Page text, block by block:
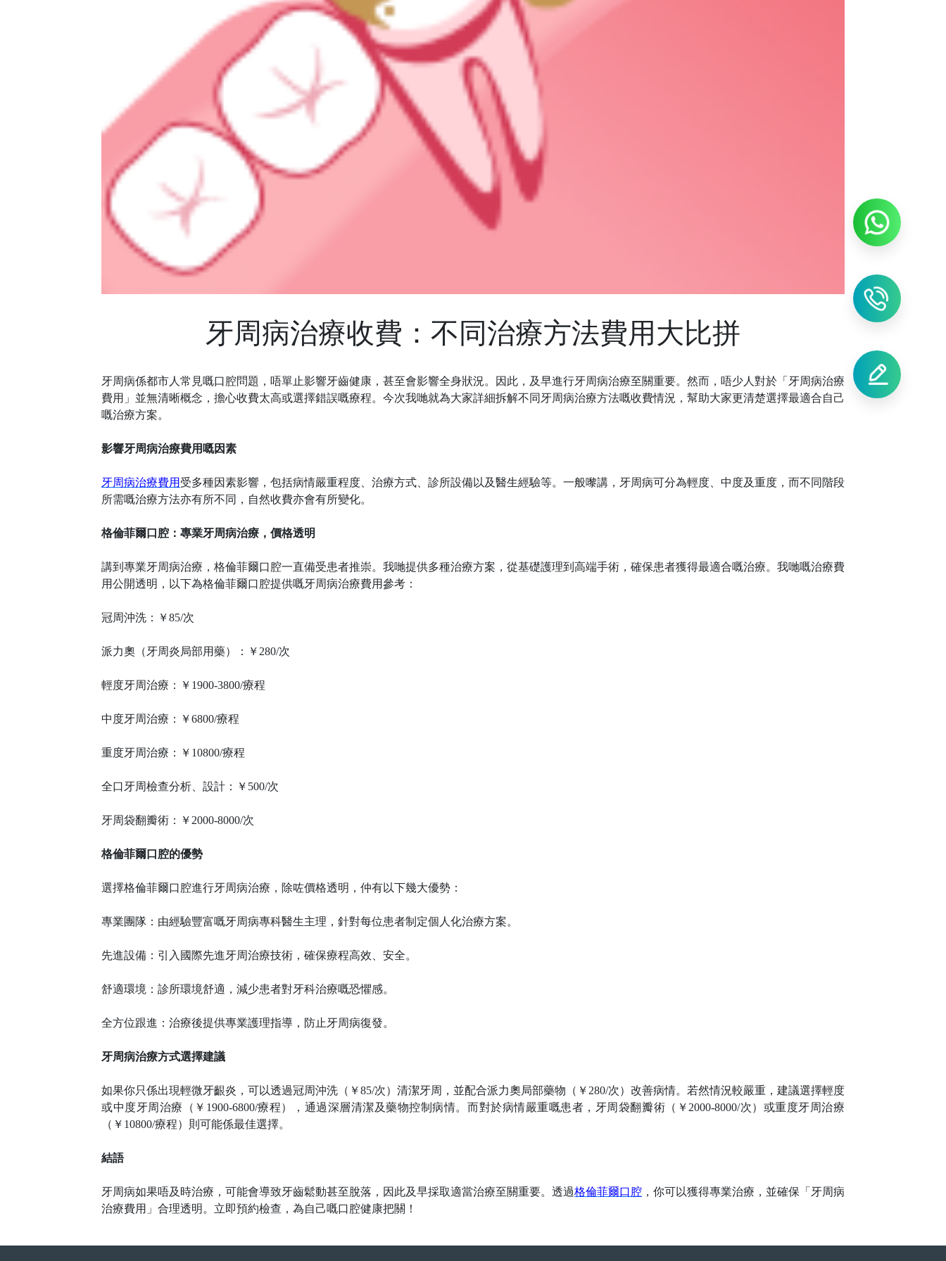
牙周病治療收費：不同治療方法費用大比拼
牙周病係都市人常見嘅口腔問題，唔單止影響牙齒健康，甚至會影響全身狀況。因此，及早進行牙周病治療至關重要。然而，唔少人對於「牙周病治療
費用」並無清晰概念，擔心收費太高或選擇錯誤嘅療程。今次我哋就為大家詳細拆解不同牙周病治療方法嘅收費情況，幫助大家更清楚選擇最適合自己
嘅治療方案。
影響牙周病治療費用嘅因素
牙周病治療費用 受多種因素影響，包括病情嚴重程度、治療方式、診所設備以及醫生經驗等。一般嚟講，牙周病可分為輕度、中度及重度，而不同階段
所需嘅治療方法亦有所不同，自然收費亦會有所變化。
格倫菲爾口腔：專業牙周病治療，價格透明
講到專業牙周病治療，格倫菲爾口腔一直備受患者推崇。我哋提供多種治療方案，從基礎護理到高端手術，確保患者獲得最適合嘅治療。我哋嘅治療費
用公開透明，以下為格倫菲爾口腔提供嘅牙周病治療費用參考：
冠周沖洗：￥85/次
派力奧（牙周炎局部用藥）：￥ 280/次
輕度牙周治療：￥ 1900-3800/療程
中度牙周治療：￥6800/療程
重度牙周治療：￥ 10800/療程
全口牙周檢查分析、設計：￥ 500/次
牙周袋翻瓣術：￥ 2000-8000/次
格倫菲爾口腔的優勢
選擇格倫菲爾口腔進行牙周病治療，除咗價格透明，仲有以下幾大優勢：
專業團隊：由經驗豐富嘅牙周病專科醫生主理，針對每位患者制定個人化治療方案。
先進設備：引入國際先進牙周治療技術，確保療程高效、安全。
舒適環境：診所環境舒適，減少患者對牙科治療嘅恐懼感。
全方位跟進：治療後提供專業護理指導，防止牙周病復發。
牙周病治療方式選擇建議
如果你只係出現輕微牙齦炎，可以透過冠周沖洗（￥85/次）清潔牙周，並配合派力奧局部藥物（￥280/次）改善病情。若然情況較嚴重，建議選擇輕度
或中度牙周治療（￥1900-6800/療程），通過深層清潔及藥物控制病情。而對於病情嚴重嘅患者，牙周袋翻瓣術（￥2000-8000/次）或重度牙周治療
（￥10800/療程）則可能係最佳選擇。
結語
牙周病如果唔及時治療，可能會導致牙齒鬆動甚至脫落，因此及早採取適當治療至關重要。透過格倫菲爾口腔 ，你可以獲得專業治療，並確保「牙周病
治療費用」合理透明。立即預約檢查，為自己嘅口腔健康把關！